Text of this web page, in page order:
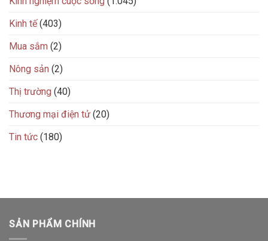
Kinh tế(403)
Mua sắm (2)
Nông sản (2)
Thị trường (40)
Thương mại điện tử (20)
Tin tức (180)
SẢN PHẨM CHÍNH